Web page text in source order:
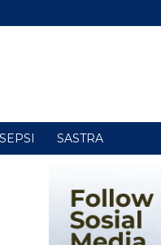
SASTRA